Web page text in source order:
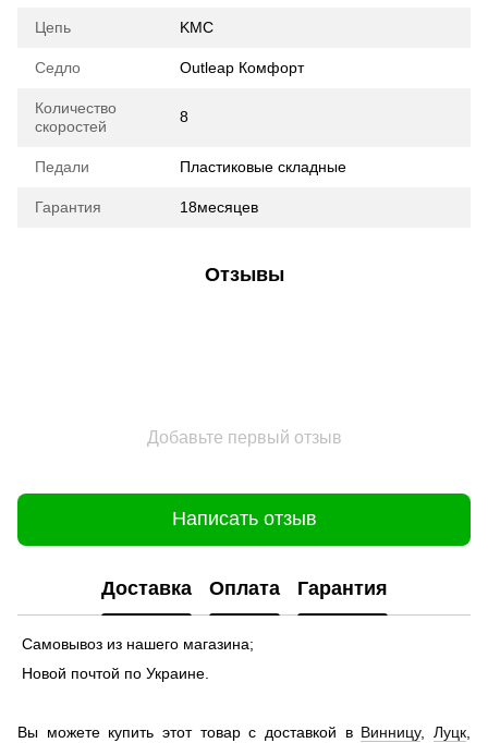
Цепь KMC
Седло Outleap Комфорт
Количество
скоростей
8
Педали Пластиковые складные
Гарантия 18месяцев
Отзывы
Добавьте первый отзыв
Написать отзыв
Доставка Оплата Гарантия
Самовывоз из нашего магазина;
Новой почтой по Украине.
Вы можете купить этот товар с доставкой в Винницу,Луцк